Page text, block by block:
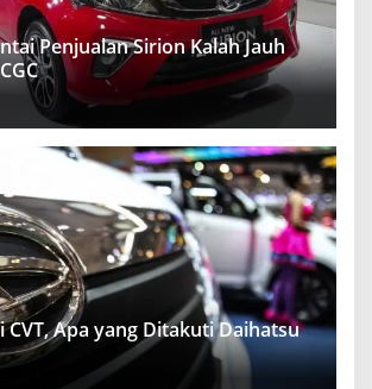
Penjualan Sirion Kalah Jauh
CVT, Apa yang Ditakuti Daihatsu